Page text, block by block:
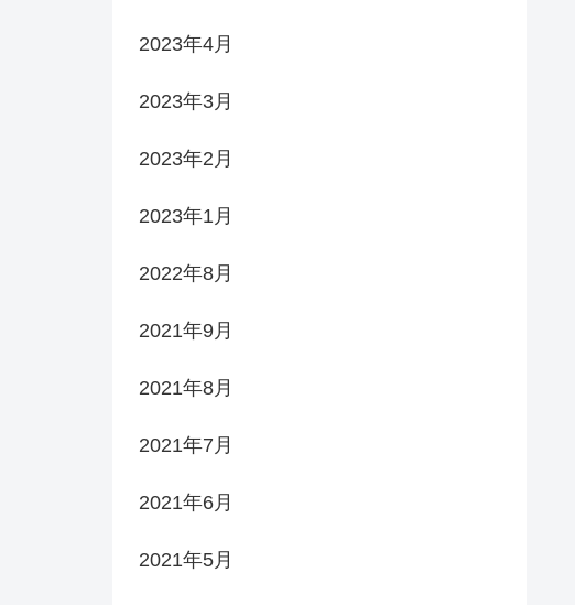
2023年4月
2023年3月
2023年2月
2023年1月
2022年8月
2021年9月
2021年8月
2021年7月
2021年6月
2021年5月